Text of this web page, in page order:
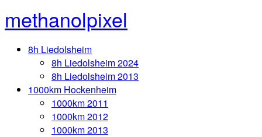
methanolpixel
8h Liedolsheim
8h Liedolsheim 2024
8h Liedolsheim 2013
1000km Hockenheim
1000km 2011
1000km 2012
1000km 2013